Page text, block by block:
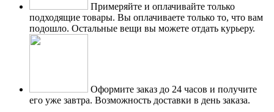
Примеряйте и оплачивайте только
подходящие товары. Вы оплачиваете только то, что вам
подошло. Остальные вещи вы можете отдать курьеру.
Оформите заказ до 24 часов и получите
его уже завтра. Возможность доставки в день заказа.